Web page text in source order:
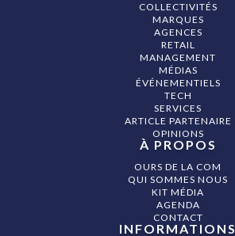
COLLECTIVITÉS
MARQUES
AGENCES
RETAIL
MANAGEMENT
MÉDIAS
ÉVÉNEMENTIELS
TECH
SERVICES
ARTICLE PARTENAIRE
OPINIONS
À PROPOS
OURS DE LA COM
QUI SOMMES NOUS
KIT MÉDIA
AGENDA
CONTACT
INFORMATIONS